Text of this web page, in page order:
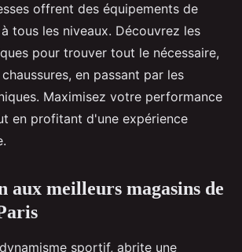
offrent des équipements de
tous les niveaux. Découvrez les
pour trouver tout le nécessaire,
en passant par les
Maximisez votre performance
en profitant d'une expérience
aux meilleurs magasins de
sportif, abrite une